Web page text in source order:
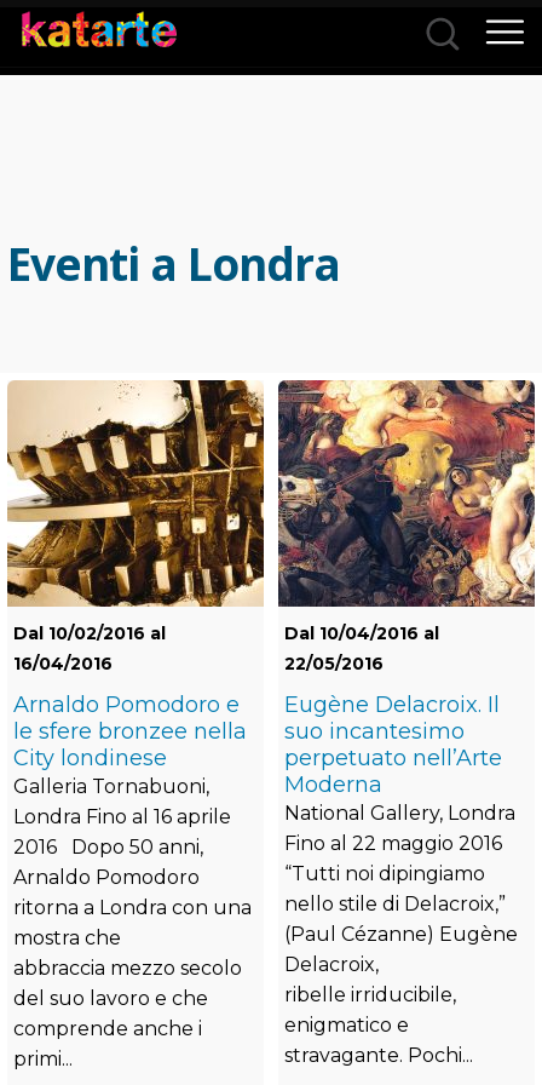
Eventi a Londra
Dal 10/02/2016 al
16/04/2016
Arnaldo Pomodoro e
le sfere bronzee nella
City londinese
Galleria Tornabuoni,
Londra Fino al 16 aprile
2016 Dopo 50 anni,
Arnaldo Pomodoro
ritorna a Londra con una
mostra che
abbraccia mezzo secolo
del suo lavoro e che
comprende anche i
primi...
Dal 10/04/2016 al
22/05/2016
Eugène Delacroix. Il
suo incantesimo
perpetuato nell’Arte
Moderna
National Gallery, Londra
Fino al 22 maggio 2016
“Tutti noi dipingiamo
nello stile di Delacroix,”
(Paul Cézanne) Eugène
Delacroix,
ribelle irriducibile,
enigmatico e
stravagante. Pochi...